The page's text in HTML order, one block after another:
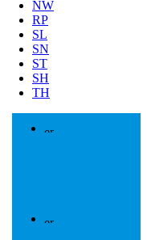
NW
RP
SL
SN
ST
SH
TH